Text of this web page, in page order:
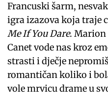
Francuski šarm,
igra izazova koja traje
Me If You Dare.
Canet vode nas kroz
strasti i dječje
romantičan koliko i
vole mrvicu drame u